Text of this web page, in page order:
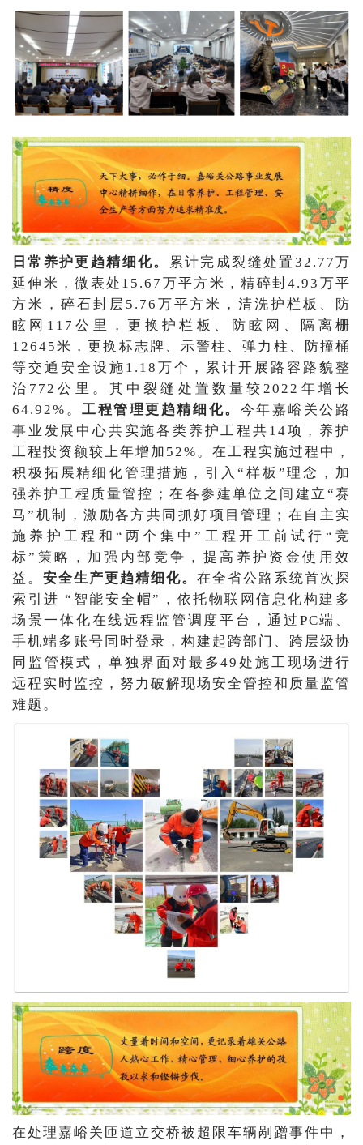
日常养护更趋精细化。
累计完成裂缝处置32.77万
延伸米，微表处15.67万平方米，精碎封4.93万平
方米，碎石封层5.76万平方米，清洗护栏板、防
眩网117公里，更换护栏板、防眩网、隔离栅
12645米，更换标志牌、示警柱、弹力柱、防撞桶
等交通安全设施1.18万个，累计开展路容路貌整
治772公里。其中裂缝处置数量较2022年增长
64.92%。工程管理更趋精细化。 今年嘉峪关公路
事业发展中心共实施各类养护工程共14项，养护
工程投资额较上年增加52%。在工程实施过程中，
积极拓展精细化管理措施，引入“样板”理念，加
强养护工程质量管控；在各参建单位之间建立“赛
马”机制，激励各方共同抓好项目管理；在自主实
施养护工程和“两个集中”工程开工前试行“竞
标”策略，加强内部竞争，提高养护资金使用效
益。 安全生产更趋精细化。 在全省公路系统首次探
索引进 “智能安全帽”，依托物联网信息化构建多
场景一体化在线远程监管调度平台，通过PC端、
手机端多账号同时登录，构建起跨部门、跨层级协
同监管模式，单独界面对最多49处施工现场进行
远程实时监控，努力破解现场安全管控和质量监管
难题。
在处理嘉峪关匝道立交桥被超限车辆剐蹭事件中，